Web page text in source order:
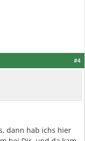
#4
dann hab ichs hier